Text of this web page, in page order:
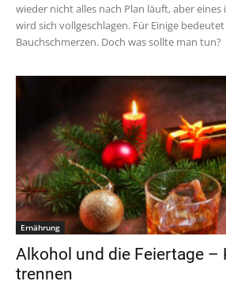
wieder nicht alles nach Plan läuft, aber eines
wird sich vollgeschlagen. Für Einige
Bauchschmerzen. Doch was sollte man tun?
Ernährung
Alkohol und die Feiertage –
trennen